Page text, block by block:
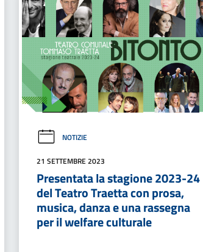
NOTIZIE
21 SETTEMBRE 2023
Presentata la stagione 2023-24
del Teatro Traetta con prosa,
musica, danza e una rassegna
per il welfare culturale